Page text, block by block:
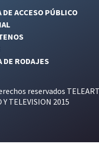
DE ACCESO PÚBLICO
DE RODAJES
reservados
Y TELEVISION 2015